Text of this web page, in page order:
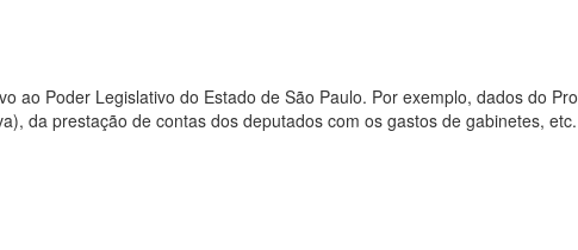
ao Poder Legislativo do Estado de São Paulo. Por exemplo, dados do
da prestação de contas dos deputados com os gastos de gabinetes,